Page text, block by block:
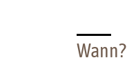
Wann?